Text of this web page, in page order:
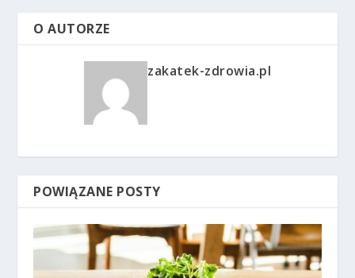
O AUTORZE
zakatek-zdrowia.pl
POWIĄZANE POSTY